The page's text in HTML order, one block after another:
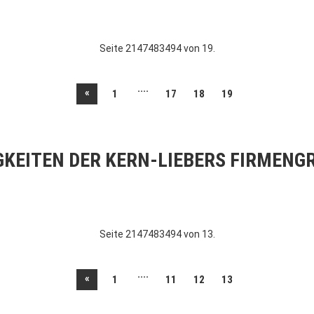
Seite 2147483494 von 19.
« 1 .... 17 18 19
DER KERN-LIEBERS
Seite 2147483494 von 13.
« 1 .... 11 12 13